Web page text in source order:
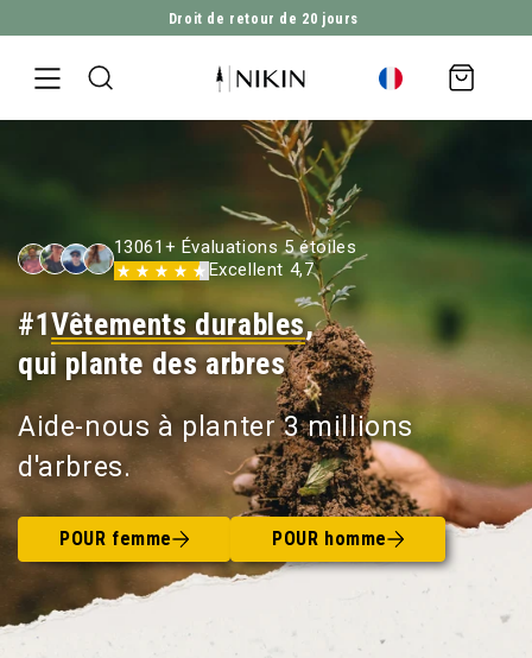
ALLER DIRECTEMENT AU CONTENU
2’821’029 Des arbres plantés
Panier
d'achat
13061+ Évaluations 5 étoiles
Excellent 4,7
#1Vêtements durables,
qui plante des arbres
Aide-nous à planter 3 millions
d'arbres.
POUR femme POUR homme